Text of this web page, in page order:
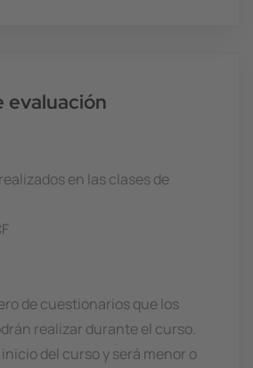
evaluación
en las clases de
de cuestionarios que los
realizar durante el curso.
del curso y será menor o